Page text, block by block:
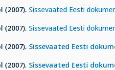
(2007). Sissevaated Eesti
(2007). Sissevaated Eesti
(2007). Sissevaated Eesti
(2007). Sissevaated Eesti